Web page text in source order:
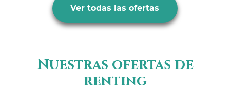
Ver todas las ofertas
Nuestras ofertas de
renting